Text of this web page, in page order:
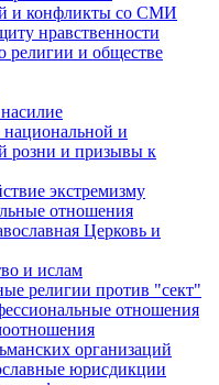
и конфликты со СМИ
нравственности
религии и обществе
национальной и
розни и призывы к
экстремизму
отношения
Церковь и
и ислам
религии против "сект"
отношения
организаций
юрисдикции